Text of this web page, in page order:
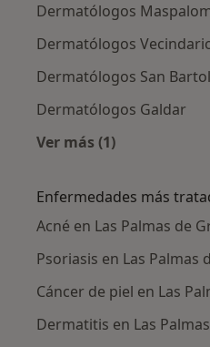
Dermatólogos
Dermatólogos
Dermatólogos San
Dermatólogos Galdar
Ver más (1)
Enfermedades más
Acné en Las Palmas de
Psoriasis en Las Palmas
Cáncer de piel en Las
Dermatitis en Las